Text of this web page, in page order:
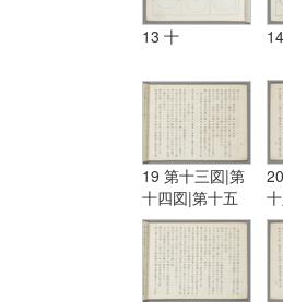
13 十
19 第十三図|第
十四図|第十五
図|第十六図